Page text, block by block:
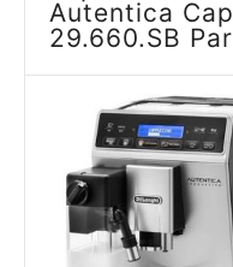
Autentica
29.660.SB